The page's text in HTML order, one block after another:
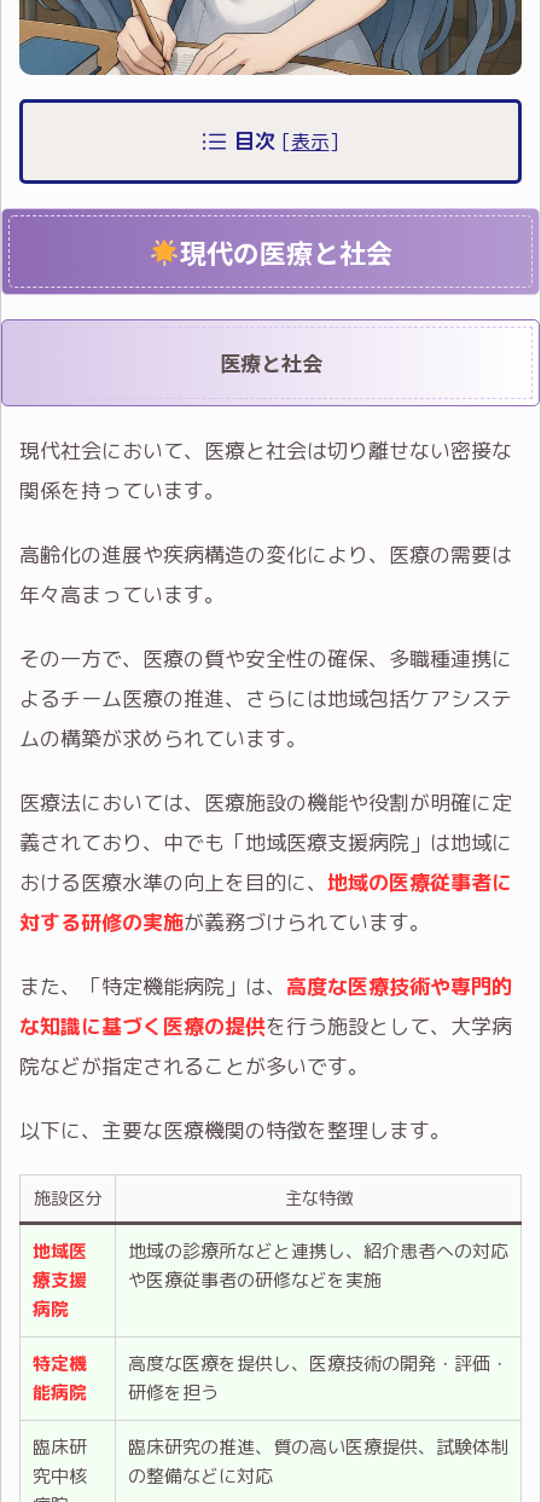
目次 [表示]
現代の医療と社会
医療と社会
現代社会において、医療と社会は切り離せない密接な
関係を持っています。
高齢化の進展や疾病構造の変化により、医療の需要は
年々高まっています。
その一方で、医療の質や安全性の確保、多職種連携に
よるチーム医療の推進、さらには地域包括ケアシステ
ムの構築が求められています。
医療法においては、医療施設の機能や役割が明確に定
義されており、中でも「地域医療支援病院」は地域に
おける医療水準の向上を目的に、 地域の医療従事者に
対する研修の実施が義務づけられています。
また、「特定機能病院」は、 高度な医療技術や専門的
な知識に基づく医療の提供を行う施設として、大学病
院などが指定されることが多いです。
以下に、主要な医療機関の特徴を整理します。
施設区分 主な特徴
地域医
療支援
病院
地域の診療所などと連携し、紹介患者への対応
や医療従事者の研修などを実施
特定機
能病院
高度な医療を提供し、医療技術の開発・評価・
研修を担う
臨床研
究中核
臨床研究の推進、質の高い医療提供、試験体制
の整備などに対応